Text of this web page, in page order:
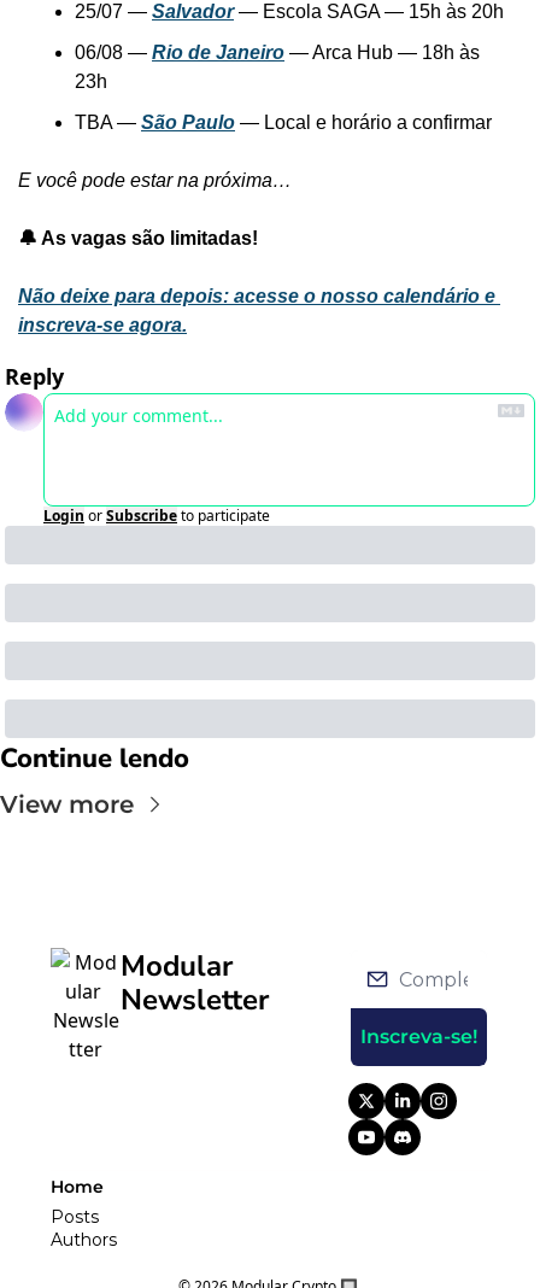
25/07 — Salvador — Escola SAGA — 15h às 20h
06/08 — Rio de Janeiro — Arca Hub — 18h às
23h
TBA — São Paulo — Local e horário a confirmar
E você pode estar na próxima…
🔔 As vagas são limitadas!
Não deixe para depois: acesse o nosso calendário e
inscreva-se agora.
Reply
Login orSubscribeto participate
Continue lendo
View more
Modular
Newsletter
Inscreva-se!
Home
Posts
Authors